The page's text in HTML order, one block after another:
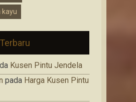
kayu
Kusen Pintu Jendela
pada Harga Kusen Pintu